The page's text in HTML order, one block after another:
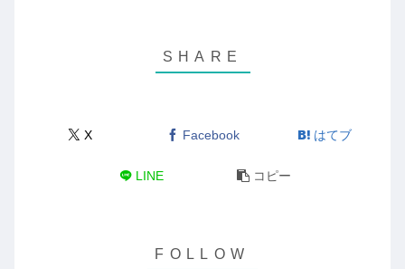
X Facebook はてブ
LINE コピー